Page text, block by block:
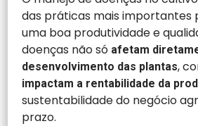
das práticas mais importantes
uma boa produtividade e
doenças não só afetam
desenvolvimento das plantas,
impactam a rentabilidade da
sustentabilidade do negócio
prazo.